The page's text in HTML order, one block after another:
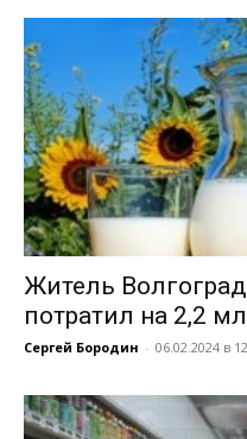
Житель
потратил на 2,2
Сергей Бородин - 06.02.2024 в